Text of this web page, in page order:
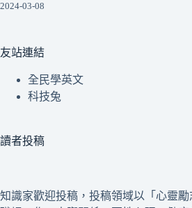
2024-03-08
友站連結
全民學英文
科技兔
讀者投稿
知識家歡迎投稿，投稿領域以「心靈勵